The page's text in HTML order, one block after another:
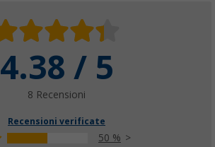
4.38 / 5
8 Recensioni
Recensioni verificate
50 %